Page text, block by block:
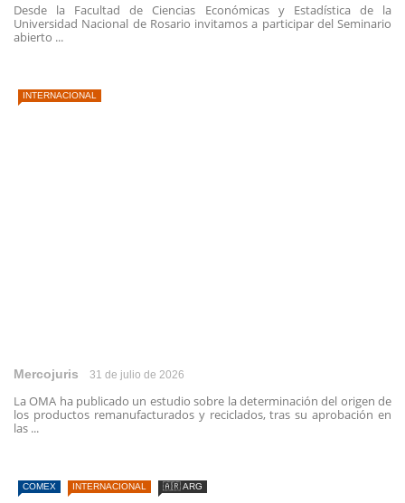
Desde la Facultad de Ciencias Económicas y Estadística de la
Universidad Nacional de Rosario invitamos a participar del Seminario
abierto ...
INTERNACIONAL
Mercojuris 31 de julio de 2026
La OMA ha publicado un estudio sobre la determinación del origen de
los productos remanufacturados y reciclados, tras su aprobación en
las ...
COMEX INTERNACIONAL 🇦🇷 ARG